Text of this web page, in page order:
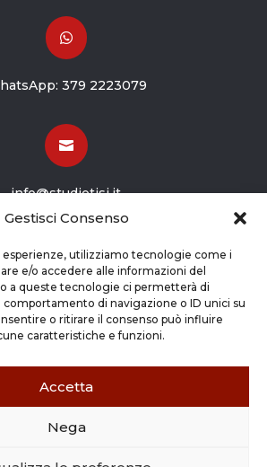
Gestisci Consenso
utilizziamo tecnologie come i
e/o accedere alle informazioni del
a queste tecnologie ci permetterà di
comportamento di navigazione o ID unici su
o ritirare il consenso può influire
caratteristiche e funzioni.
Accetta
Nega

379 2223079

info@studiotisi.it

Viale Europa 8
BG (24050)
© 2026 STUDIO TISI SRL –